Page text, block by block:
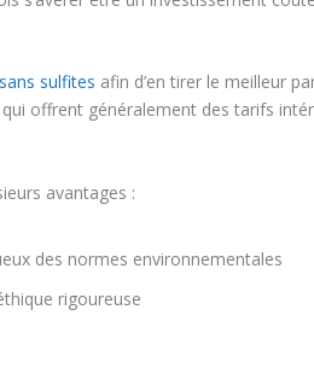
sulfites afin d’en tirer le meilleur
offrent généralement des tarifs
avantages :
des normes environnementales
rigoureuse